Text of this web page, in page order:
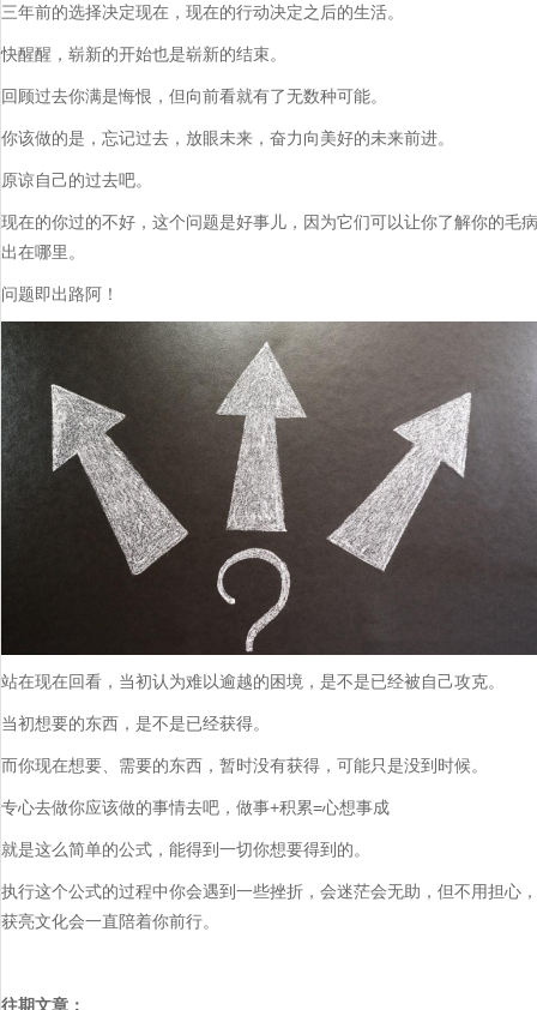
三年前的选择决定现在，现在的行动决定之后的生活。
快醒醒，崭新的开始也是崭新的结束。
回顾过去你满是悔恨，但向前看就有了无数种可能。
你该做的是，忘记过去，放眼未来，奋力向美好的未来前进。
原谅自己的过去吧。
现在的你过的不好，这个问题是好事儿，因为它们可以让你了解你的毛病
出在哪里。
问题即出路阿！
站在现在回看，当初认为难以逾越的困境，是不是已经被自己攻克。
当初想要的东西，是不是已经获得。
而你现在想要、需要的东西，暂时没有获得，可能只是没到时候。
专心去做你应该做的事情去吧，做事+积累=心想事成
就是这么简单的公式，能得到一切你想要得到的。
执行这个公式的过程中你会遇到一些挫折，会迷茫会无助，但不用担心，
获亮文化会一直陪着你前行。
往期文章：